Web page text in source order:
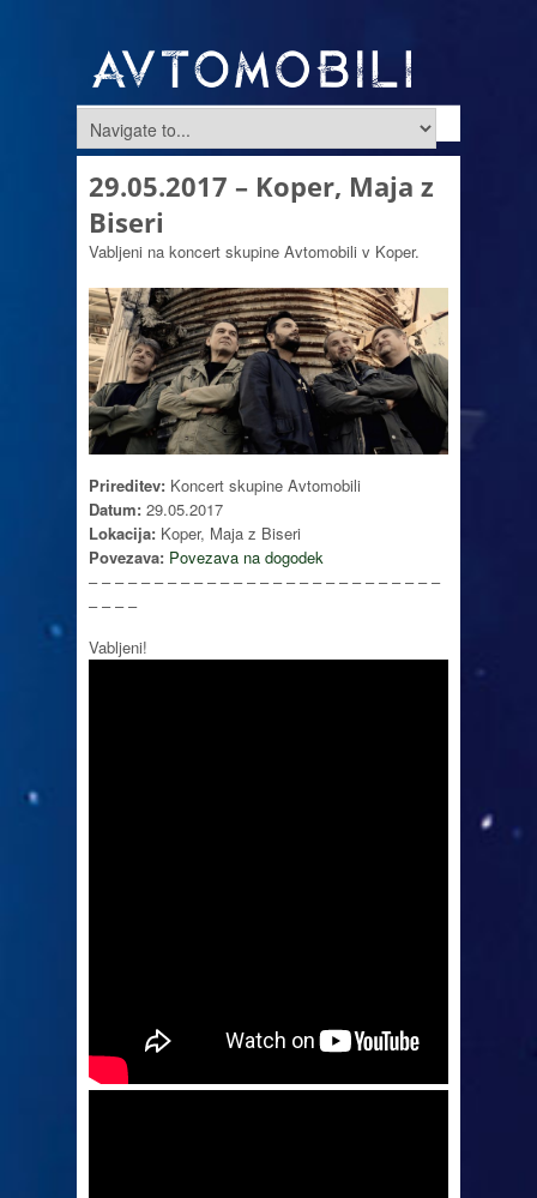
29.05.2017 – Koper, Maja z
Biseri
Vabljeni na koncert skupine Avtomobili v Koper.
Prireditev: Koncert skupine Avtomobili
Datum: 29.05.2017
Lokacija: Koper, Maja z Biseri
Povezava: Povezava na dogodek
– – – – – – – – – – – – – – – – – – – – – – – – – – –
– – – –
Vabljeni!